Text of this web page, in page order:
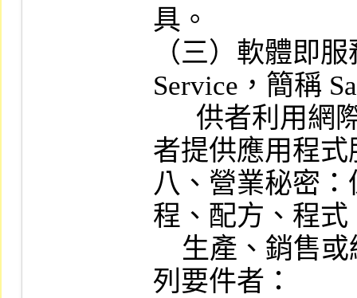
具。
（三）軟體即
Service，簡稱
者提供應用程式
八、營業秘密
程、配方、程
列要件者：